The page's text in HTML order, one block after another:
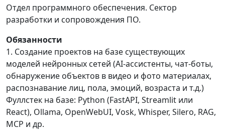
Отдел программного обеспечения. Сектор
разработки и сопровождения ПО.
Обязанности
1. Создание проектов на базе существующих
моделей нейронных сетей (AI-ассистенты, чат-боты,
обнаружение объектов в видео и фото материалах,
распознавание лиц, пола, эмоций, возраста и т.д.)
Фуллстек на базе: Python (FastAPI, Streamlit или
React), Ollama, OpenWebUI, Vosk, Whisper, Silero, RAG,
MCP и др.